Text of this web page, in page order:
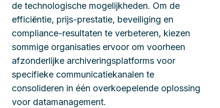
de technologische mogelijkheden. Om de
efficiëntie, prijs-prestatie, beveiliging en
compliance-resultaten te verbeteren, kiezen
sommige organisaties ervoor om voorheen
afzonderlijke archiveringsplatforms voor
specifieke communicatiekanalen te
consolideren in één overkoepelende oplossing
voor datamanagement.